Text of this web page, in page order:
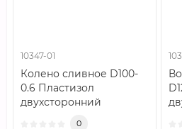
10347-01
Колено сливное D100-
0.6 Пластизол
двухсторонний
0